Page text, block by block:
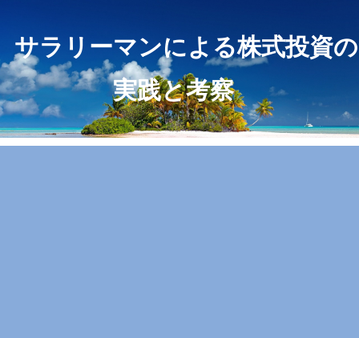
サラリーマンによる株式投資の
実践と考察